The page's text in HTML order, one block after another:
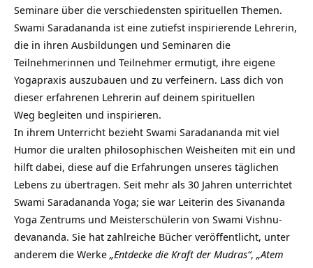
Seminare über die verschiedensten spirituellen Themen.
Swami Saradananda ist eine zutiefst inspirierende Lehrerin,
die in ihren Ausbildungen und Seminaren die
Teilnehmerinnen und Teilnehmer ermutigt, ihre eigene
Yogapraxis auszubauen und zu verfeinern. Lass dich von
dieser erfahrenen Lehrerin auf deinem spirituellen
Weg begleiten und inspirieren.
In ihrem Unterricht bezieht Swami Saradananda mit viel
Humor die uralten philosophischen Weisheiten mit ein und
hilft dabei, diese auf die Erfahrungen unseres täglichen
Lebens zu übertragen. Seit mehr als 30 Jahren unterrichtet
Swami Saradananda Yoga; sie war Leiterin des Sivananda
Yoga Zentrums und Meisterschülerin von Swami Vishnu-
devananda. Sie hat zahlreiche Bücher veröffentlicht, unter
anderem die Werke „Entdecke die Kraft der Mudras“, „Atem